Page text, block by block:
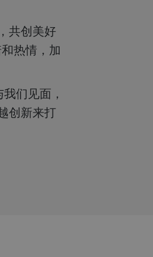
热情，加
们见面，
创新来打